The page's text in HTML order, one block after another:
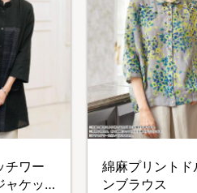
チワー
ャケッ
綿麻プリントド
ンブラウス